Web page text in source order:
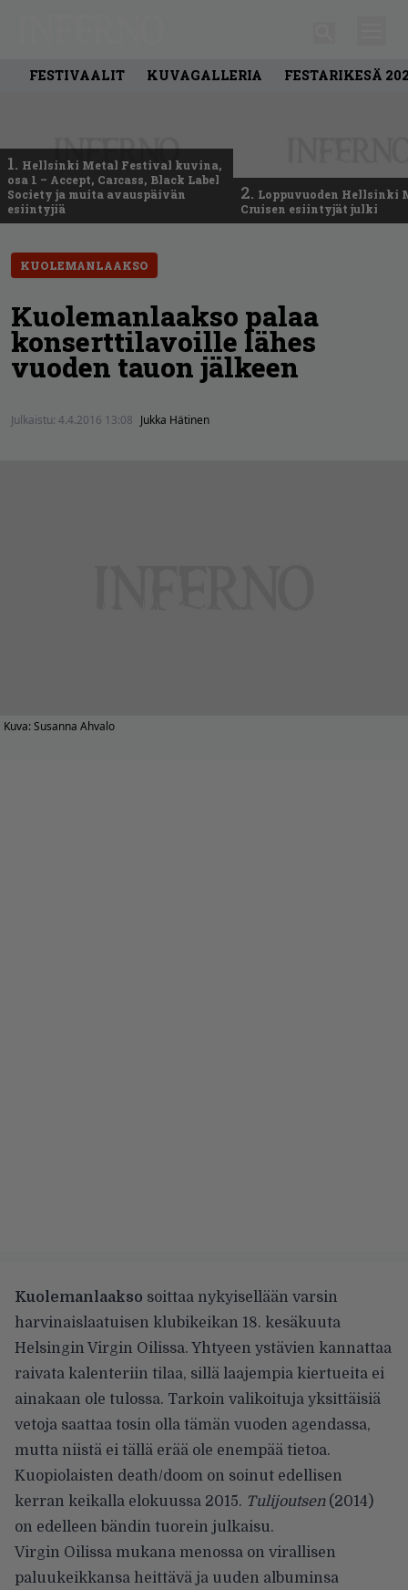
FESTIVAALIT KUVAGALLERIA FESTARIKESÄ
1. Hellsinki Metal Festival kuvina,
osa 1 – Accept, Carcass, Black Label
Society ja muita avauspäivän
esiintyjiä
2. Loppuvuoden Hellsinki
Cruisen esiintyjät julki
KUOLEMANLAAKSO
Kuolemanlaakso palaa
konserttilavoille lähes
vuoden tauon jälkeen
Julkaistu: 4.4.2016 13:08 Jukka Hätinen
Kuva: Susanna Ahvalo
Kuolemanlaakso soittaa nykyisellään varsin
harvinaislaatuisen klubikeikan 18. kesäkuuta
Helsingin Virgin Oilissa. Yhtyeen ystävien kannattaa
raivata kalenteriin tilaa, sillä laajempia kiertueita ei
ainakaan ole tulossa. Tarkoin valikoituja yksittäisiä
vetoja saattaa tosin olla tämän vuoden agendassa,
mutta niistä ei tällä erää ole enempää tietoa.
Kuopiolaisten death/doom on soinut edellisen
kerran keikalla elokuussa 2015. Tulijoutsen(2014)
on edelleen bändin tuorein julkaisu.
Virgin Oilissa mukana menossa on virallisen
paluukeikkansa heittävä ja uuden albuminsa